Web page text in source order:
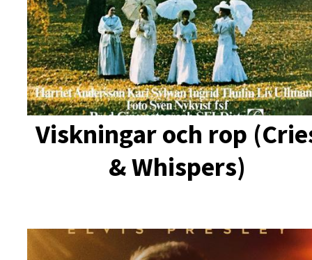
Viskningar och rop
& Whispers)